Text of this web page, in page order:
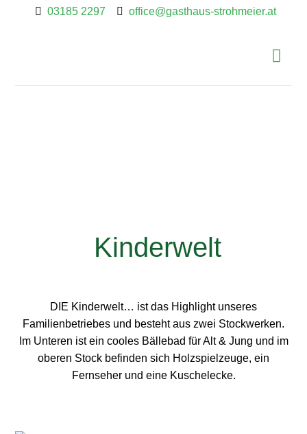
03185 2297 office@gasthaus-strohmeier.at
Kinderwelt
DIE Kinderwelt… ist das Highlight unseres
Familienbetriebes und besteht aus zwei Stockwerken.
Im Unteren ist ein cooles Bällebad für Alt & Jung und im
oberen Stock befinden sich Holzspielzeuge, ein
Fernseher und eine Kuschelecke.